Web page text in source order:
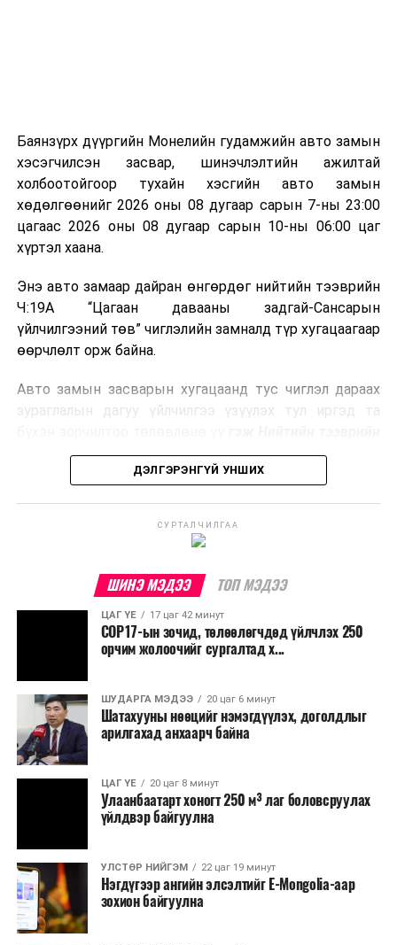
болон дулааны эрчим хүч үйлдвэрлэхэд ашиглаж
болдог. Зарим технологийн хувьд шаталтын дараа
үлдэх үнснээс фосфор зэрэг ашигт эрдсийг сэргээн
авах боломжтой аж.
байна. Тухайлбал, Германд лаг шатаах үйлдвэрээс
гарсан үнснээс фосфор сэргээн авах технологи
ашигладаг бол Нидерландад төвлөрсөн лаг
боловсруулах үйлдвэрүүдээр дулаан, цахилгаан
Ийнхүү лаг хатаах, шатаах технологийг лагийн
улсад өргөн ашиглаж байна.
Баянзүрх дүүргийн Монелийн гудамжийн авто замын
хэсэгчилсэн засвар, шинэчлэлтийн ажилтай
холбоотойгоор тухайн хэсгийн авто замын
хөдөлгөөнийг 2026 оны 08 дугаар сарын 7-ны 23:00
цагаас 2026 оны 08 дугаар сарын 10-ны 06:00 цаг
хүртэл хаана.
Энэ авто замаар дайран өнгөрдөг нийтийн тээврийн
Ч:19А “Цагаан давааны задгай-Сансарын
үйлчилгээний төв” чиглэлийн замналд түр хугацаагаар
өөрчлөлт орж байна.
Авто замын засварын хугацаанд тус чиглэл дараах
зураглалын дагуу үйлчилгээ үзүүлэх тул иргэд та
бодлогын газраас мэдээллээ.
ДЭЛГЭРЭНГҮЙ УНШИХ
СУРТАЛЧИЛГАА
ШИНЭ МЭДЭЭ ТОП МЭДЭЭ
ЦАГ ҮЕ 17 цаг 42 минут
COP17-ын зочид, төлөөлөгчдөд үйлчлэх 250
орчим жолоочийг сургалтад х...
ШУДАРГА МЭДЭЭ 20 цаг 6 минут
Шатахууны нөөцийг нэмэгдүүлэх, доголдлыг
арилгахад анхаарч байна
ЦАГ ҮЕ 20 цаг 8 минут
Улаанбаатарт хоногт 250 м³ лаг боловсруулах
үйлдвэр байгуулна
УЛСТӨР НИЙГЭМ 22 цаг 19 минут
Нэгдүгээр ангийн элсэлтийг E-Mongolia-аар
зохион байгуулна